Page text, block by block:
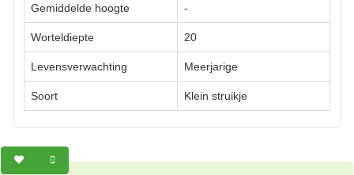
Gemiddelde hoogte -
Worteldiepte 20
Levensverwachting Meerjarige
Soort Klein struikje